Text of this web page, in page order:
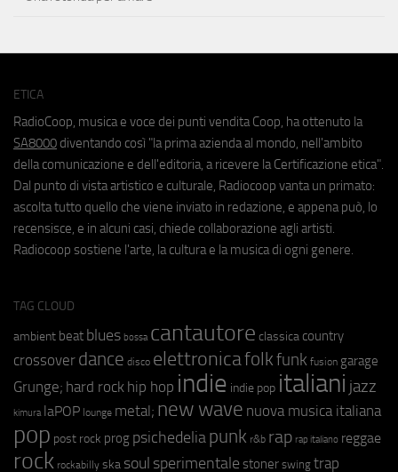
ETICA
RadioCoop, musica e voce dei punti vendita Coop, ha ottenuto la
SA8000 diventando così "la prima azienda al mondo, nell'ambito
della comunicazione e dell'editoria, a ricevere la Certificazione etica".
Dal punto di vista artistico e culturale, Radiocoop vanta un primato:
ascolta tutto quello che viene inviato in redazione, e appena può, lo
recensisce, e in alcuni casi, chiede collaborazione agli artisti.
Radiocoop sostiene l'arte, la cultura e la musica di ogni genere.
TAG CLOUD
ambient beat blues bossa cantautore classica country
crossover dance disco elettronicafolkfunk fusion garage
Grunge; hard rock hip hop indie indie pop italiani jazz
kimura laPOP lounge metal; new wave nuova musica italiana
pop post rock prog psichedeliapunk r&b rap rap italiano reggae
rock rockabilly ska soul sperimentale stoner swing trap